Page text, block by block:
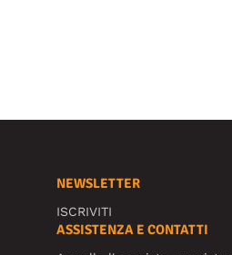
NEWSLETTER
ISCRIVITI
ASSISTENZA E CONTATTI